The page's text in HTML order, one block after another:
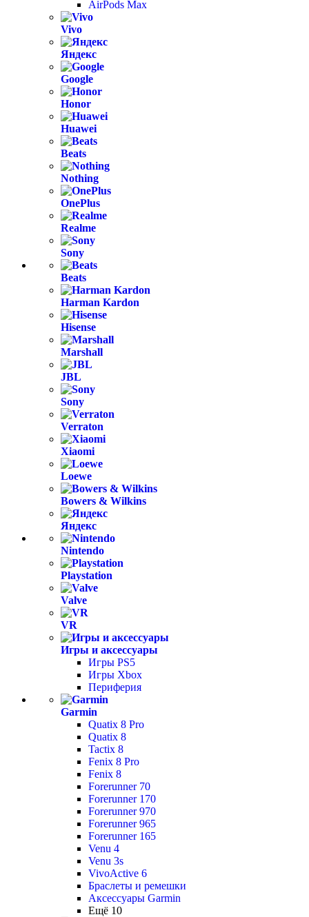
AirPods Max
Vivo
Яндекс
Google
Honor
Huawei
Beats
Nothing
OnePlus
Realme
Sony
Beats
Harman Kardon
Hisense
Marshall
JBL
Sony
Verraton
Xiaomi
Loewe
Bowers & Wilkins
Яндекс
Nintendo
Playstation
Valve
VR
Игры и аксессуары
Игры PS5
Игры Xbox
Периферия
Garmin
Quatix 8 Pro
Quatix 8
Tactix 8
Fenix 8 Pro
Fenix 8
Forerunner 70
Forerunner 170
Forerunner 970
Forerunner 965
Forerunner 165
Venu 4
Venu 3s
VivoActive 6
Браслеты и ремешки
Аксессуары Garmin
Ещё 10